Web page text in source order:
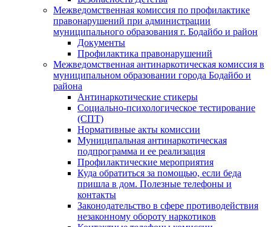
Межведомственная комиссия по профилактике
правонарушений при администрации
муниципального образования г. Бодайбо и район
Документы
Профилактика правонарушений
Межведомственная антинаркотическая комиссия в
муниципальном образовании города Бодайбо и
района
Антинаркотические стикеры
Социально-психологическое тестирование
(СПТ)
Нормативные акты комиссии
Муниципальная антинаркотическая
подпрограмма и ее реализация
Профилактические мероприятия
Куда обратиться за помощью, если беда
пришла в дом. Полезные телефоны и
контакты
Законодательство в сфере противодействия
незаконному обороту наркотиков